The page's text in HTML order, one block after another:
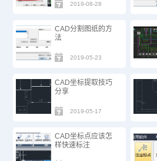
2019-08-28
CAD分割图纸的方
法
2019-05-23
CAD坐标提取技巧
分享
2019-05-17
CAD坐标点应该怎
样快速标注